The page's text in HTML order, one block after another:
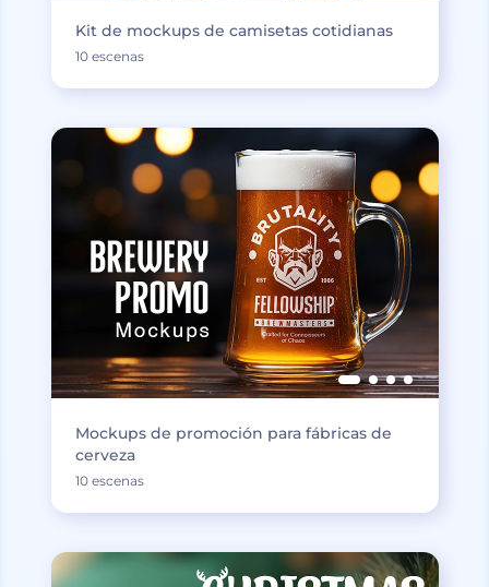
Kit de mockups de camisetas cotidianas
10 escenas
Mockups de promoción para fábricas de
cerveza
10 escenas